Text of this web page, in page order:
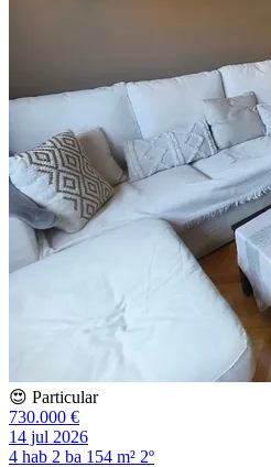
😍 Particular
730.000 €
14 jul 2026
4 hab 2 ba 154 m² 2º